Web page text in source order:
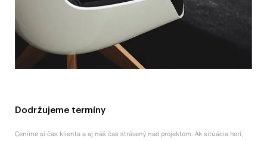
Dodržujeme termíny
Ceníme si čas klienta a aj náš čas strávený nad projektom. Ak situácia horí,